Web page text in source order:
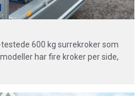
600 kg surrekroker som
har fire kroker per side,